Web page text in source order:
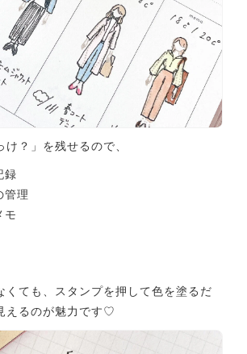
け？」を残せるので、
録
管理
モ
くても、スタンプを押して色を塗るだ
えるのが魅力です♡